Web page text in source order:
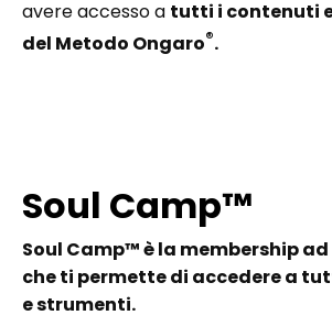
avere accesso a tutti i contenuti
del Metodo Ongaro®.
Soul Camp™
Soul Camp™ è la membership
che ti permette di accedere a
e strumenti.